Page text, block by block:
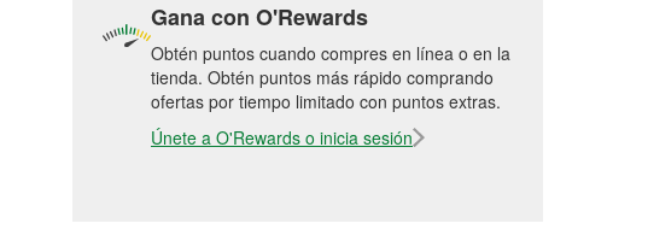
Gana con O'Rewards
Obtén puntos cuando compres en línea o en la
tienda. Obtén puntos más rápido comprando
ofertas por tiempo limitado con puntos extras.
Únete a O'Rewards o inicia sesión